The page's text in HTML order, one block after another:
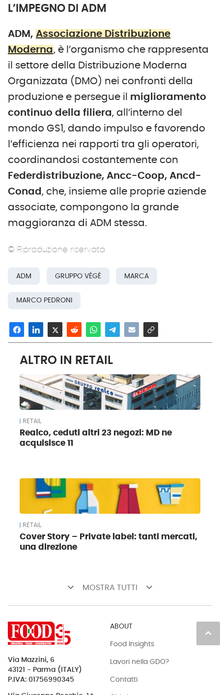
L’IMPEGNO DI ADM
ADM, Associazione Distribuzione
Moderna, è l’organismo che rappresenta
il settore della Distribuzione Moderna
Organizzata (DMO) nei confronti della
produzione e persegue il miglioramento
continuo della filiera, all’interno del
mondo GS1, dando impulso e favorendo
l’efficienza nei rapporti tra gli operatori,
coordinandosi costantemente con
Federdistribuzione, Ancc-Coop, Ancd-
Conad , che, insieme alle proprie aziende
associate, compongono la grande
maggioranza di ADM stessa.
© Riproduzione riservata
ADM GRUPPO VÉGÉ MARCA
MARCO PEDRONI
ALTRO IN RETAIL
RETAIL
Realco, ceduti altri 23 negozi: MD ne
acquisisce 11
RETAIL
Cover Story – Private label: tanti mercati,
una direzione
keyboard_arrow_down MOSTRA TUTTI keyboard_arrow_down
keyboard_arrow_up
Via Mazzini, 6
43121 - Parma (ITALY)
P.IVA: 01756990345
ABOUT
Food Insights
Lavori nella GDO?
Contatti